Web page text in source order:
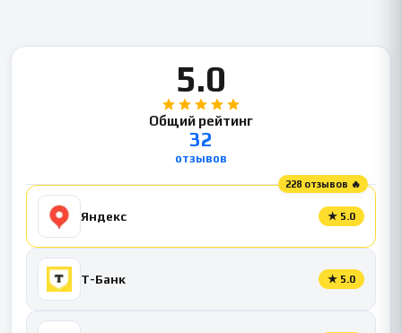
5.0
Общий рейтинг
32
отзывов
228 отзывов 🔥
Яндекс ★ 5.0
Т-Банк ★ 5.0